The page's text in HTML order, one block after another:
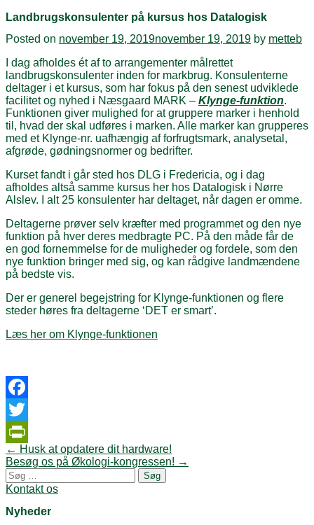
Landbrugskonsulenter på kursus hos Datalogisk
Posted on november 19, 2019november 19, 2019 by metteb
I dag afholdes ét af to arrangementer målrettet
landbrugskonsulenter inden for markbrug. Konsulenterne
deltager i et kursus, som har fokus på den senest udviklede
facilitet og nyhed i Næsgaard MARK – Klynge-funktion.
Funktionen giver mulighed for at gruppere marker i henhold
til, hvad der skal udføres i marken. Alle marker kan grupperes
med et Klynge-nr. uafhængig af forfrugtsmark, analysetal,
afgrøde, gødningsnormer og bedrifter.
Kurset fandt i går sted hos DLG i Fredericia, og i dag
afholdes altså samme kursus her hos Datalogisk i Nørre
Alslev. I alt 25 konsulenter har deltaget, når dagen er omme.
Deltagerne prøver selv kræfter med programmet og den nye
funktion på hver deres medbragte PC. På den måde får de
en god fornemmelse for de muligheder og fordele, som den
nye funktion bringer med sig, og kan rådgive landmændene
på bedste vis.
Der er generel begejstring for Klynge-funktionen og flere
steder høres fra deltagerne ‘DET er smart’.
Læs her om Klynge-funktionen
Facebook
Twitter
PrintFriendly
Post
navigation
← Husk at opdatere dit hardware!
Besøg os på Økologi-kongressen! →
Søg
efter:
Kontakt os
Nyheder